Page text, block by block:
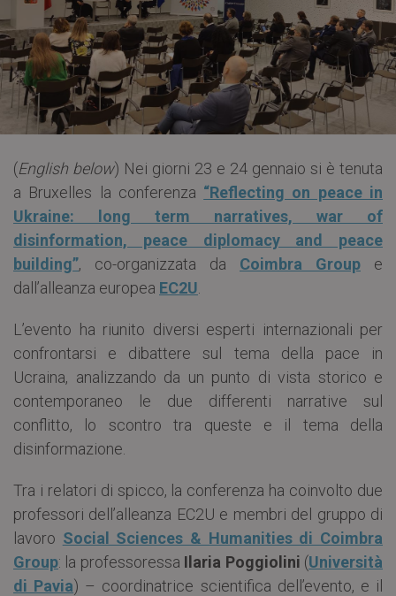
(English below) Nei giorni 23 e 24 gennaio si è tenuta
a Bruxelles la conferenza “Reflecting on peace in
Ukraine: long term narratives, war of
disinformation, peace diplomacy and peace
building”, co-organizzata da Coimbra Group e
dall’alleanza europea EC2U
L’evento ha riunito diversi esperti internazionali per
confrontarsi e dibattere sul tema della pace in
Ucraina, analizzando da un punto di vista storico e
contemporaneo le due differenti narrative sul
conflitto, lo scontro tra queste e il tema della
disinformazione.
Tra i relatori di spicco, la conferenza ha coinvolto due
professori dell’alleanza EC2U e membri del gruppo di
lavoro Social Sciences & Humanities di Coimbra
Group: la professoressa Ilaria Poggiolini (Università
di Pavia) – coordinatrice scientifica dell’evento, e il